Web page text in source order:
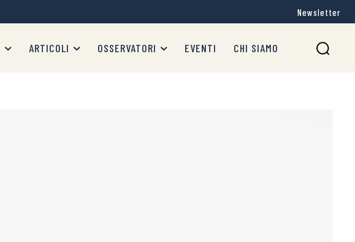
Newsletter
ARTICOLI OSSERVATORI EVENTI CHI SIAMO